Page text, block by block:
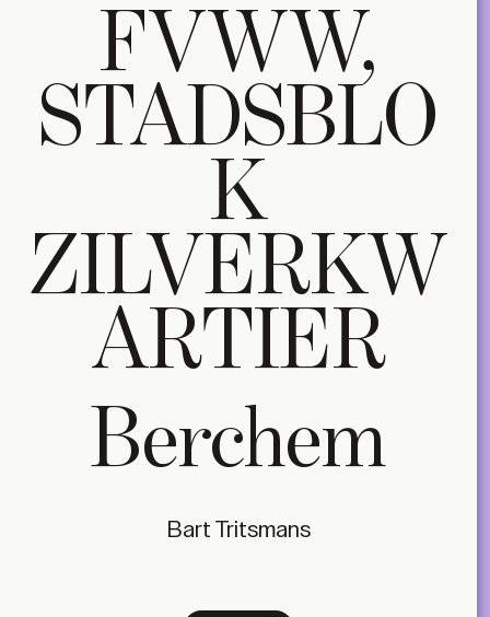
FVWW,
STADSBLO
K
ZILVERKW
ARTIER
Berchem
Bart Tritsmans